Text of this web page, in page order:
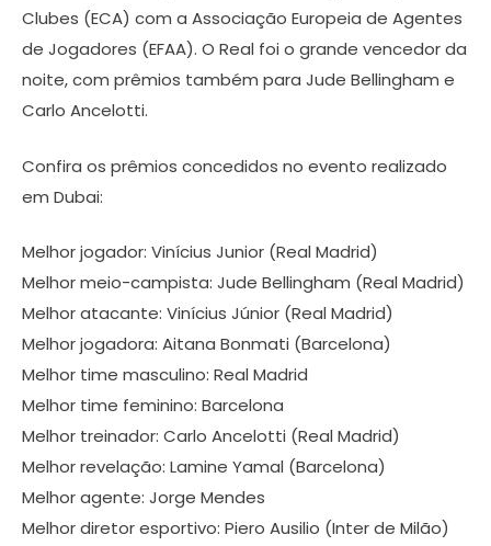
Clubes (ECA) com a Associação Europeia de Agentes
de Jogadores (EFAA). O Real foi o grande vencedor da
noite, com prêmios também para Jude Bellingham e
Carlo Ancelotti.
Confira os prêmios concedidos no evento realizado
em Dubai:
Melhor jogador: Vinícius Junior (Real Madrid)
Melhor meio-campista: Jude Bellingham (Real Madrid)
Melhor atacante: Vinícius Júnior (Real Madrid)
Melhor jogadora: Aitana Bonmati (Barcelona)
Melhor time masculino: Real Madrid
Melhor time feminino: Barcelona
Melhor treinador: Carlo Ancelotti (Real Madrid)
Melhor revelação: Lamine Yamal (Barcelona)
Melhor agente: Jorge Mendes
Melhor diretor esportivo: Piero Ausilio (Inter de Milão)